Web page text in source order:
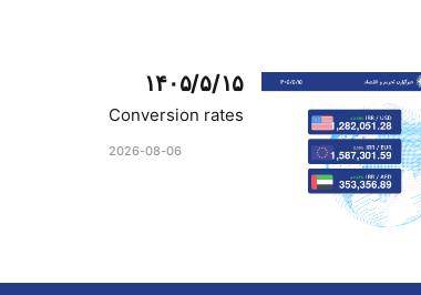
۱۴۰۵/۵/۱۵
Conversion rates
2026-08-06